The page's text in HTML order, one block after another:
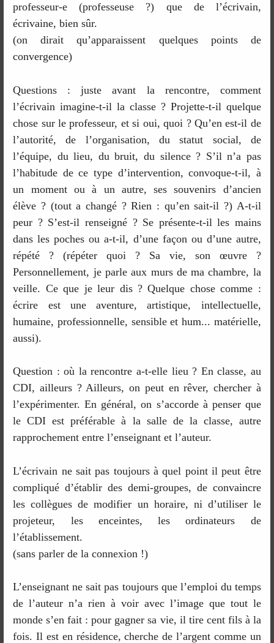
professeur-e (professeuse ?) que de l’écrivain,
écrivaine, bien sûr.
(on dirait qu’apparaissent quelques points de
convergence)
Questions : juste avant la rencontre, comment
l’écrivain imagine-t-il la classe ? Projette-t-il quelque
chose sur le professeur, et si oui, quoi ? Qu’en est-il de
l’autorité, de l’organisation, du statut social, de
l’équipe, du lieu, du bruit, du silence ? S’il n’a pas
l’habitude de ce type d’intervention, convoque-t-il, à
un moment ou à un autre, ses souvenirs d’ancien
élève ? (tout a changé ? Rien : qu’en sait-il ?) A-t-il
peur ? S’est-il renseigné ? Se présente-t-il les mains
dans les poches ou a-t-il, d’une façon ou d’une autre,
répété ? (répéter quoi ? Sa vie, son œuvre ?
Personnellement, je parle aux murs de ma chambre, la
veille. Ce que je leur dis ? Quelque chose comme :
écrire est une aventure, artistique, intellectuelle,
humaine, professionnelle, sensible et hum... matérielle,
aussi).
Question : où la rencontre a-t-elle lieu ? En classe, au
CDI, ailleurs ? Ailleurs, on peut en rêver, chercher à
l’expérimenter. En général, on s’accorde à penser que
le CDI est préférable à la salle de la classe, autre
rapprochement entre l’enseignant et l’auteur.
L’écrivain ne sait pas toujours à quel point il peut être
compliqué d’établir des demi-groupes, de convaincre
les collègues de modifier un horaire, ni d’utiliser le
projeteur, les enceintes, les ordinateurs de
l’établissement.
(sans parler de la connexion !)
L’enseignant ne sait pas toujours que l’emploi du temps
de l’auteur n’a rien à voir avec l’image que tout le
monde s’en fait : pour gagner sa vie, il tire cent fils à la
fois. Il est en résidence, cherche de l’argent comme un